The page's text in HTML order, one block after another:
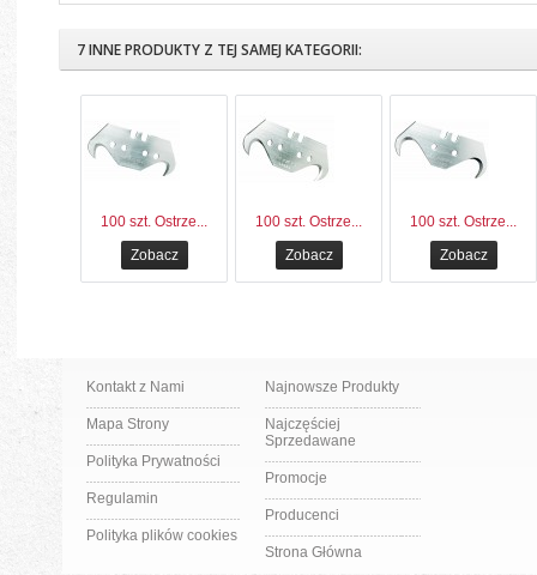
7 INNE PRODUKTY Z TEJ SAMEJ KATEGORII:
100 szt. Ostrze...
Zobacz
100 szt. Ostrze...
Zobacz
100 szt. Ostrze...
Zobacz
Kontakt z Nami
Mapa Strony
Polityka Prywatności
Regulamin
Polityka plików cookies
Najnowsze Produkty
Najczęściej
Sprzedawane
Promocje
Producenci
Strona Główna